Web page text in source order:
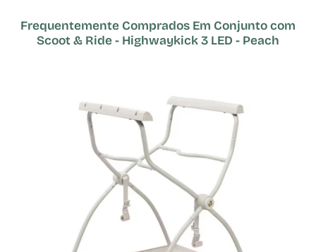
Frequentemente Comprados Em Conjunto com
Scoot & Ride - Highwaykick 3 LED - Peach